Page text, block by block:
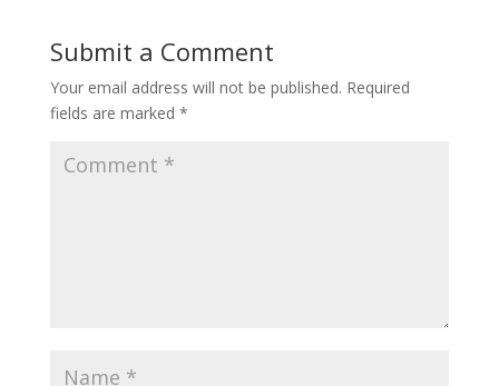
Submit a Comment
Your email address will not be published. Required
fields are marked *